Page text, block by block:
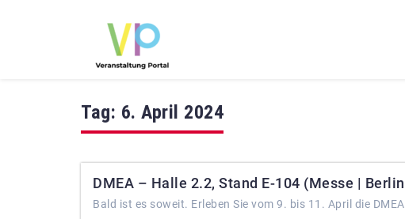
Tag: 6. April 2024
DMEA – Halle 2.2, Stand E-104 (Messe |
Bald ist es soweit. Erleben Sie vom 9. bis 11. April die